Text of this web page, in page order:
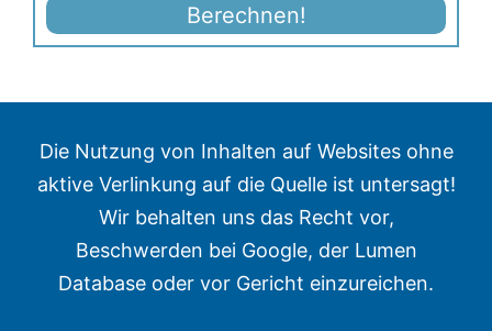
Berechnen!
Die Nutzung von Inhalten auf Websites ohne
aktive Verlinkung auf die Quelle ist untersagt!
Wir behalten uns das Recht vor,
Beschwerden bei Google, der Lumen
Database oder vor Gericht einzureichen.